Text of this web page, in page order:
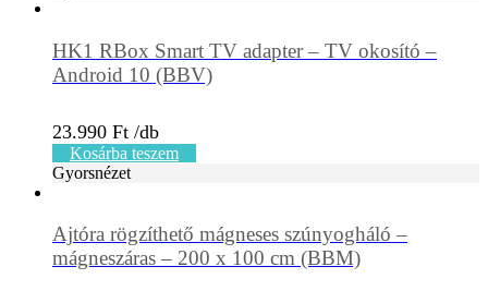
HK1 RBox Smart TV adapter – TV okosító –
Android 10 (BBV)
23.990 Ft
Kosárba teszem
Gyorsnézet
Ajtóra rögzíthető mágneses szúnyogháló –
mágneszáras – 200 x 100 cm (BBM)